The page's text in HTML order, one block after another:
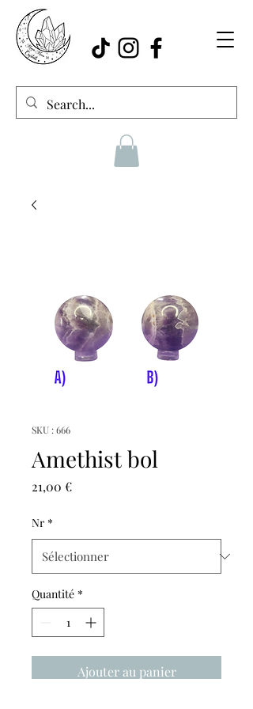
SKU : 666
Amethist bol
21,00 €Prix
Nr *
Quantité *
Ajouter au panier